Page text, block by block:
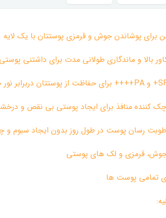
برای پوشاندن جوش و قرمزی پوستتان با یک لایه
بالا و ماندگاری طولانی مدت برای داشتنی
کننده منافذ برای ایجاد پوستی بی نقص و
رسان پوست در طول روز بدون ایجاد سبوم و
جوش، قرمزی و لک های پوستی
تمامی پوست ها